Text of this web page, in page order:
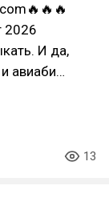
2026
И да,
авиаби…
13